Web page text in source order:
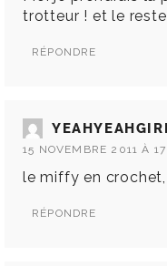
trotteur ! et le reste
RÉPONDRE
15 NOVEMBRE 2011 À
le miffy en
RÉPONDRE